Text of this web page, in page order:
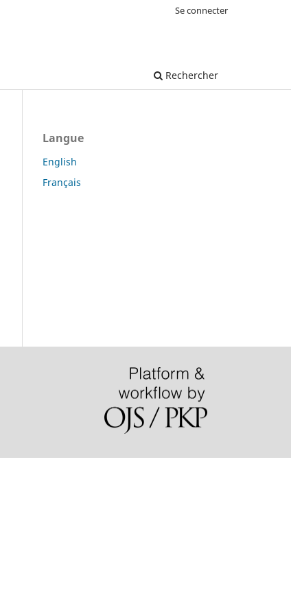
Rechercher
Se connecter
Langue
English
Français